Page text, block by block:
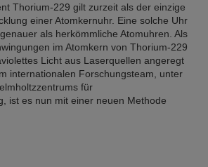
Thorium-229 gilt zurzeit als der einzige
einer Atomkernuhr. Eine solche Uhr
als herkömmliche Atomuhren. Als
im Atomkern von Thorium-229
Licht aus Laserquellen angeregt
internationalen Forschungsteam, unter
für
ist es nun mit einer neuen Methode